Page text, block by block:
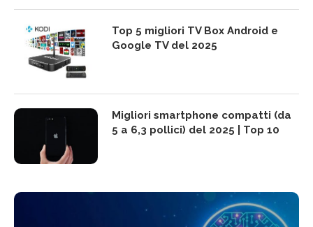
Top 5 migliori TV Box Android e
Google TV del 2025
Migliori smartphone compatti (da
5 a 6,3 pollici) del 2025 | Top 10